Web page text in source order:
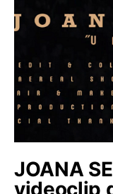
JOANA
videoclip